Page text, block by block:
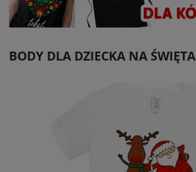
BODY DLA DZIECKA NA ŚWIĘTA